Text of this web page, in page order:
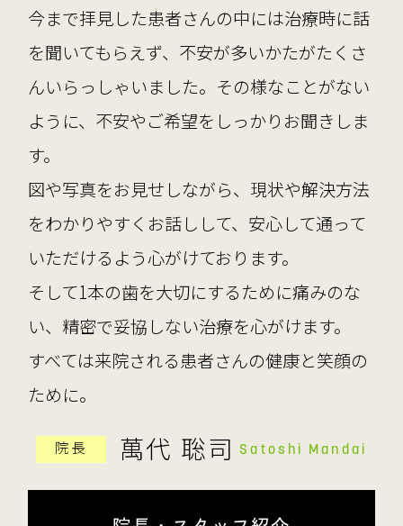
今まで拝見した患者さんの中には治療時に話
を聞いてもらえず、不安が多いかたがたくさ
んいらっしゃいました。その様なことがない
ように、不安やご希望をしっかりお聞きしま
す。
図や写真をお見せしながら、現状や解決方法
をわかりやすくお話しして、安心して通って
いただけるよう心がけております。
そして1本の歯を大切にするために痛みのな
い、精密で妥協しない治療を心がけます。
すべては来院される患者さんの健康と笑顔の
ために。
院長 萬代 聡司 Satoshi Mandai